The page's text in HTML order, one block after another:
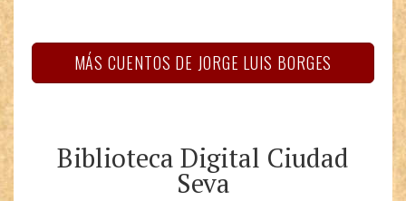
MÁS CUENTOS DE JORGE LUIS BORGES
Biblioteca Digital Ciudad
Seva